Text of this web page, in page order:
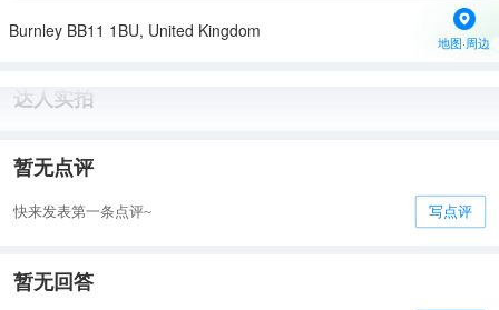
Burnley BB11 1BU, United Kingdom
地图·周边
达人实拍
暂无点评
快来发表第一条点评~ 写点评
暂无回答